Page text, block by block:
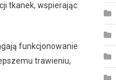
tkanek, wspierając
funkcjonowanie
trawieniu,